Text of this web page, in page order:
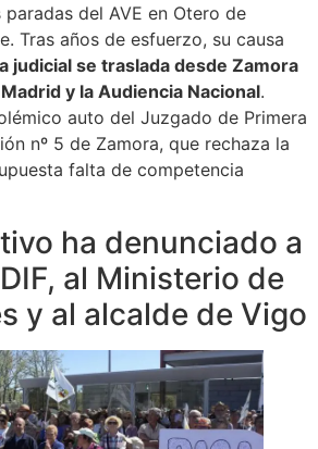
del AVE en Otero de
Tras años de esfuerzo, su causa
judicial se traslada desde Zamora
y la Audiencia Nacional.
auto del Juzgado de Primera
nº 5 de Zamora, que rechaza la
falta de competencia
ha denunciado a
al Ministerio de
y al alcalde de Vigo